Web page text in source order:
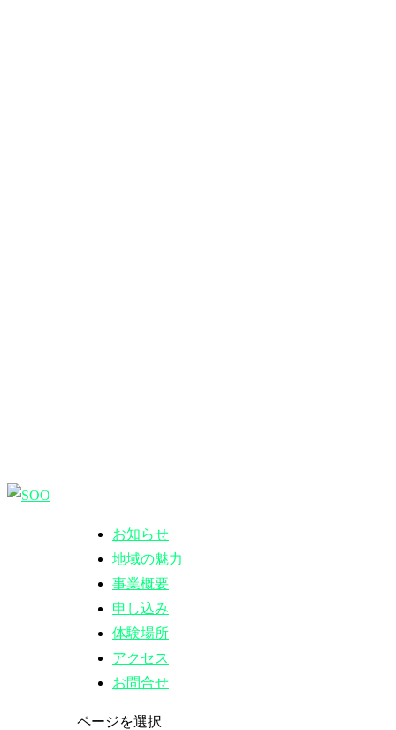
お知らせ
地域の魅力
事業概要
申し込み
体験場所
アクセス
お問合せ
ページを選択